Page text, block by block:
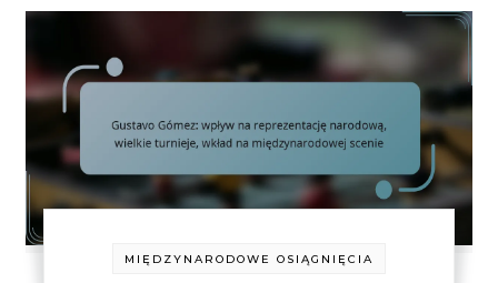
MIĘDZYNARODOWE OSIĄGNIĘCIA